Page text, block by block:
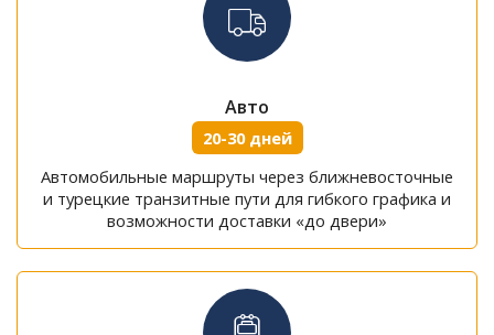
Авто
20-30 дней
Автомобильные маршруты через ближневосточные
и турецкие транзитные пути для гибкого графика и
возможности доставки «до двери»